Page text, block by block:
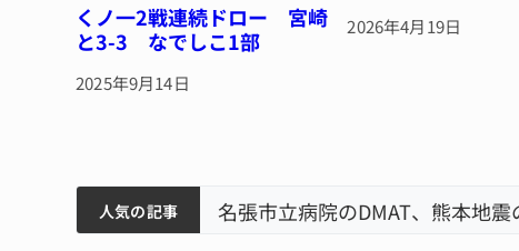
くノ一2戦連続ドロー 宮崎
と3-3 なでしこ1部
2025年9月14日
2026年4月19日
人気の記事
ィアで清掃 伊賀
市立病院のDMAT、熊本地震の被災地へ 能登以来3回目